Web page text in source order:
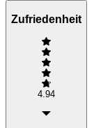
Zufriedenheit
4.94